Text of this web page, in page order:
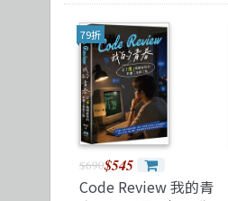
TDD 測試導向開發
視覺影音設計
清華大學
更多出版社
79折
$690$545
Code Review 我的青